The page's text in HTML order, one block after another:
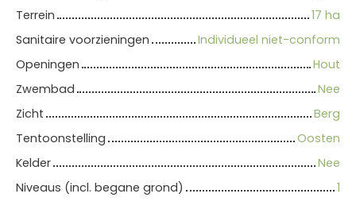
Terrein
17 ha
Sanitaire voorzieningen
Individueel niet-conform
Openingen
Hout
Zwembad
Nee
Zicht
Berg
Tentoonstelling
Oosten
Kelder
Nee
Niveaus (incl. begane grond)
1